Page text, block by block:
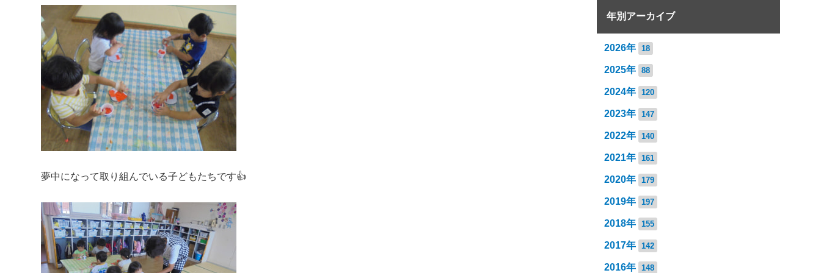
夢中になって取り組んでいる子どもたちです👍
年別アーカイブ
2026年 18
2025年 88
2024年 120
2023年 147
2022年 140
2021年 161
2020年 179
2019年 197
2018年 155
2017年 142
2016年 148